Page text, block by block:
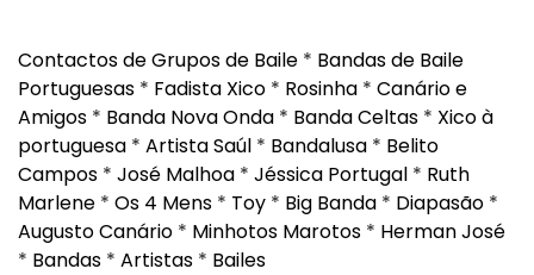
Contactos de Grupos de Baile * Bandas de Baile
Portuguesas * Fadista Xico * Rosinha * Canário e
Amigos * Banda Nova Onda * Banda Celtas * Xico à
portuguesa * Artista Saúl * Bandalusa * Belito
Campos * José Malhoa * Jéssica Portugal * Ruth
Marlene * Os 4 Mens * Toy * Big Banda * Diapasão *
Augusto Canário * Minhotos Marotos * Herman José
* Bandas * Artistas * Bailes